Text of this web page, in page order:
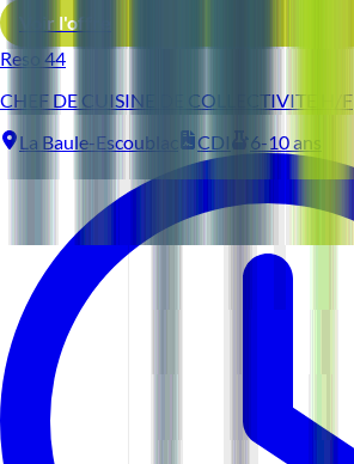
Voir l'offre
Reso 44
CHEF DE CUISINE DE COLLECTIVITE H/F
La Baule-Escoublac
CDI 6-10 ans